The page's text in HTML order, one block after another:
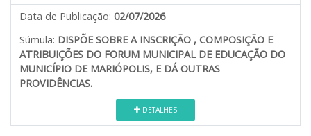
Data de Publicação: 02/07/2026
Súmula: DISPÕE SOBRE A INSCRIÇÃO , COMPOSIÇÃO E
ATRIBUIÇÕES DO FORUM MUNICIPAL DE EDUCAÇÃO DO
MUNICÍPIO DE MARIÓPOLIS, E DÁ OUTRAS
PROVIDÊNCIAS.
DETALHES